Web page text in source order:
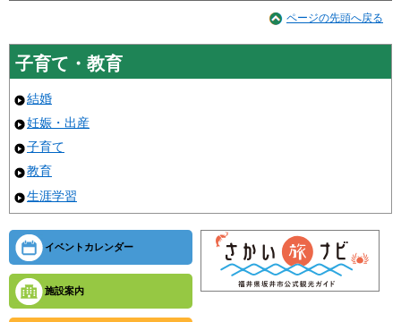
ページの先頭へ戻る
子育て・教育
結婚
妊娠・出産
子育て
教育
生涯学習
イベントカレンダー
施設案内